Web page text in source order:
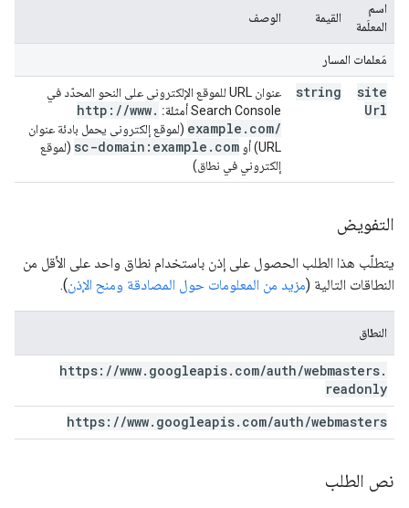
اسم
المعلَمة
القيمة الوصف
مَعلمات المسار
site
Url
string
عنوان URL للموقع الإلكتروني على النحو المحدّد في
Search Consoleأمثلة: http: //www.
example . com/
(لموقع إلكتروني يحمل بادئة عنوان
URL) أو
sc-domain:example . com
(لموقع
إلكتروني في نطاق)
التفويض
يتطلّب هذا الطلب الحصول على إذن باستخدام نطاق واحد على الأقل من
النطاقات التالية (مزيد من المعلومات حول المصادقة ومنح الإذن).
النطاق
https: //www. googleapis. com/auth/webmasters.
readonly
https: //www. googleapis. com/auth/webmasters
نص الطلب